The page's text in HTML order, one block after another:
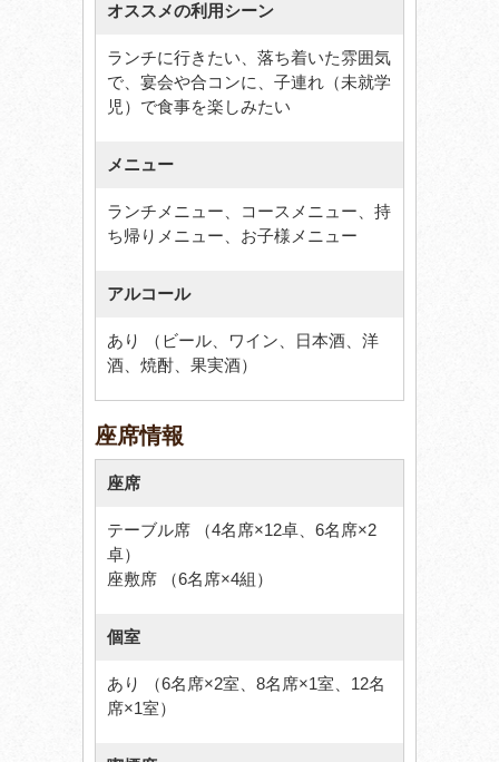
オススメの利用シーン
ランチに行きたい、落ち着いた雰囲気
で、宴会や合コンに、子連れ（未就学
児）で食事を楽しみたい
メニュー
ランチメニュー、コースメニュー、持
ち帰りメニュー、お子様メニュー
アルコール
あり （ビール、ワイン、日本酒、洋
酒、焼酎、果実酒）
座席情報
座席
テーブル席 （4名席×12卓、6名席×2
卓）
座敷席 （6名席×4組）
個室
あり （6名席×2室、8名席×1室、12名
席×1室）